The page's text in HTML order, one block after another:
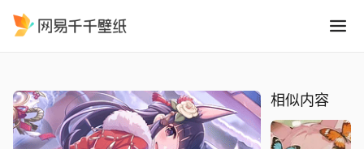
相似内容